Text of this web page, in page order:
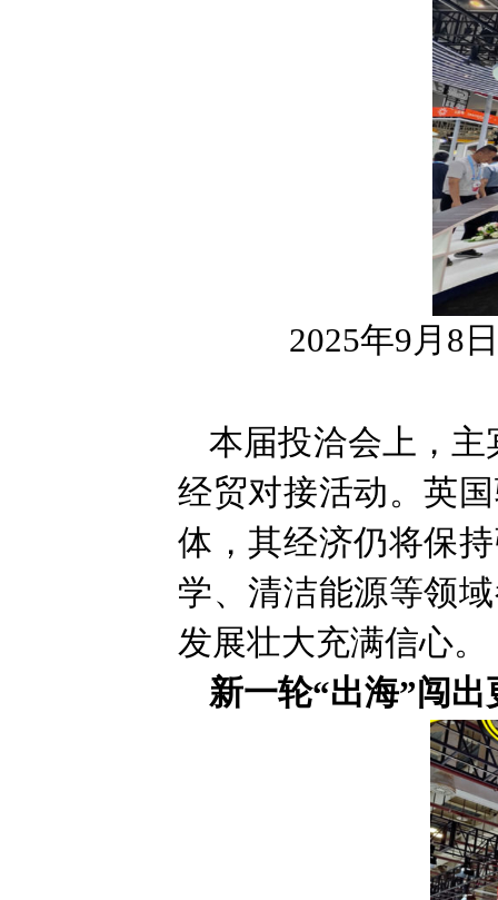
2025年9月8日
本届投洽会上，
经贸对接活动。英
体，其经济仍将保
学、清洁能源等领
发展壮大充满信心。
新一轮“出海”闯出